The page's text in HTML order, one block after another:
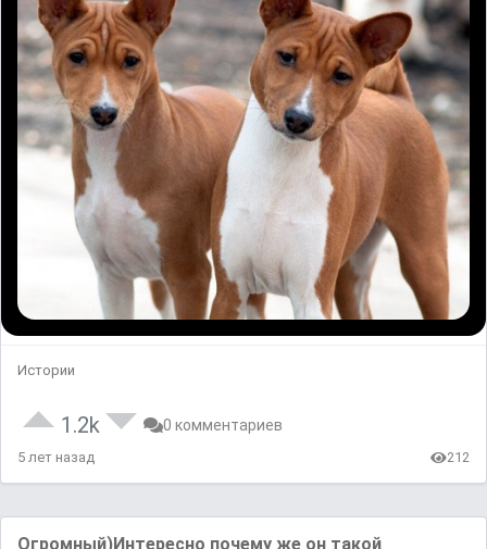
Истории
1.2k 0 комментариев
5 лет назад 212
Огромный)Интересно почему же он такой